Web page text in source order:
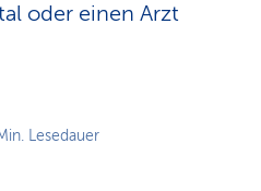
oder einen Arzt
Lesedauer